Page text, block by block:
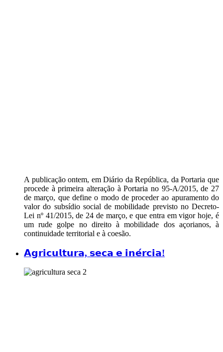
A publicação ontem, em Diário da República, da Portaria que
procede à primeira alteração à Portaria no 95-A/2015, de 27
de março, que define o modo de proceder ao apuramento do
valor do subsídio social de mobilidade previsto no Decreto-
Lei nº 41/2015, de 24 de março, e que entra em vigor hoje, é
um rude golpe no direito à mobilidade dos açorianos, à
continuidade territorial e à coesão.
𝗔𝗴𝗿𝗶𝗰𝘂𝗹𝘁𝘂𝗿𝗮, 𝘀𝗲𝗰𝗮 𝗲 𝗶𝗻𝗲́𝗿𝗰𝗶𝗮!